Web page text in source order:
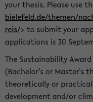
your thesis. Please use
bielefeld.de/themen/
reis/> to submit your
applications is 30
The Sustainability
(Bachelor's or Master's
theoretically or
development and/or